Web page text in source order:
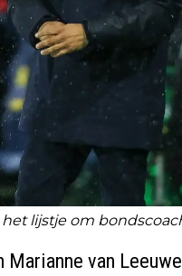
lijstje om
van